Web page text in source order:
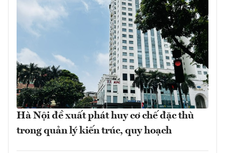
Hà Nội đề xuất phát huy cơ chế đặc thù
trong quản lý kiến trúc, quy hoạch